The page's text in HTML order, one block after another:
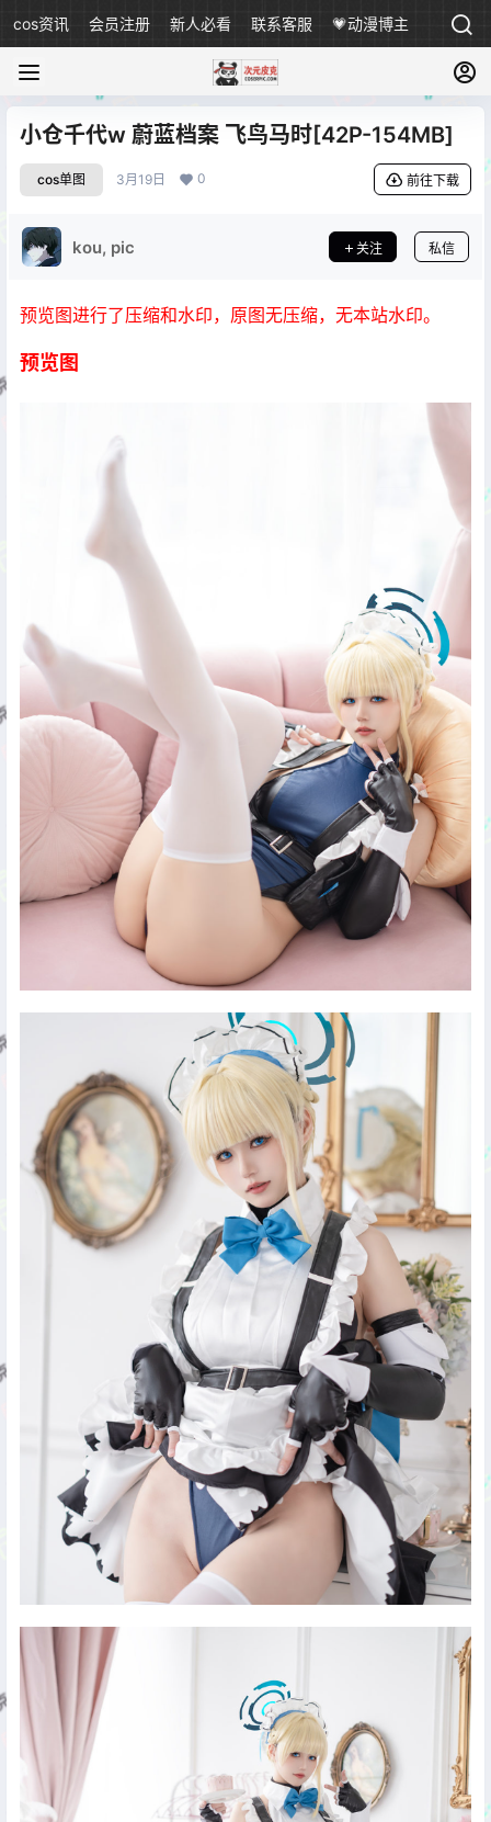
cos资讯 会员注册 新人必看 联系客服 💗动漫博主
小仓千代w 蔚蓝档案 飞鸟马时[42P-154MB]
cos单图 3月19日 0 前往下载
kou, pic 关注 私信
预览图进行了压缩和水印，原图无压缩，无本站水印。
预览图